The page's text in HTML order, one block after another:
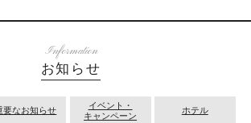
Information
お知らせ
要なお知らせ
イベント・
キャンペーン
ホテル